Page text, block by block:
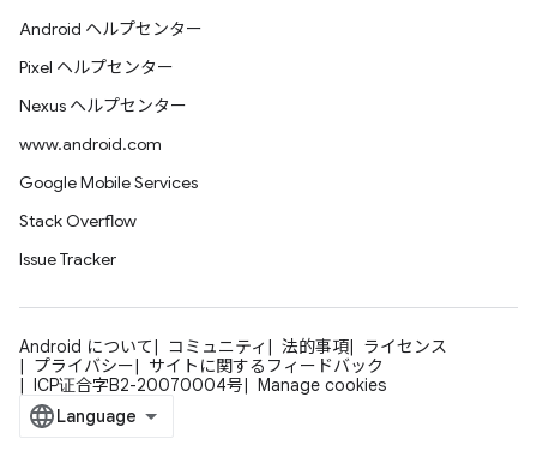
Android ヘルプセンター
Pixel ヘルプセンター
Nexus ヘルプセンター
www.android.com
Google Mobile Services
Stack Overflow
Issue Tracker
Android について コミュニティ 法的事項
ライセンス
プライバシー
サイトに関するフィードバック
ICP证合字B2-20070004号
Manage cookies